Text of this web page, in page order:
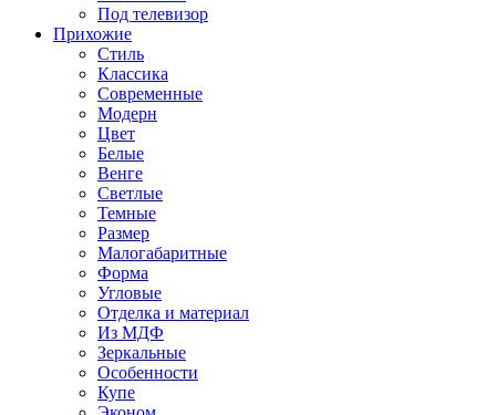
Под телевизор
Прихожие
Стиль
Классика
Современные
Модерн
Цвет
Белые
Венге
Светлые
Темные
Размер
Малогабаритные
Форма
Угловые
Отделка и материал
Из МДФ
Зеркальные
Особенности
Купе